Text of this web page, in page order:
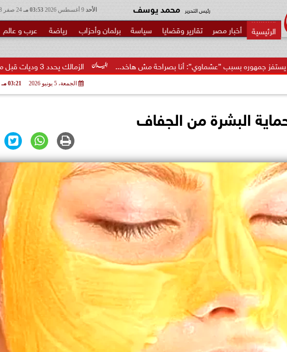
الأحد 03:53 مـ رئيس التحرير محمد يوسف
أخبار مصر تقارير وقضايا سياسة برلمان وأحزاب رياضة عرب و عالم
الزمالك يحدد 3 وديات قبل مواجهة الاتحاد السكندري ”عشماوي”: أنا بصراحة مش هاخد...
الجمعة، 5 يونيو 2026 03:21 مـ
البشرة من الجفاف